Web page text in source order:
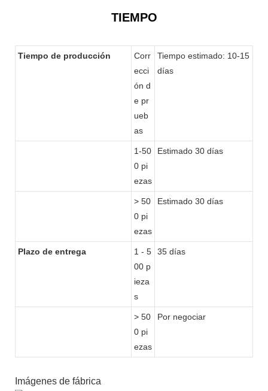
TIEMPO
Tiempo de producción
Corr
ecci
ón d
e pr
ueb
as
Tiempo estimado: 10-15
días
1-50
0 pi
ezas
Estimado 30 días
> 50
0 pi
ezas
Estimado 30 días
Plazo de entrega
1 - 5
00 p
ieza
s
35 días
> 50
0 pi
ezas
Por negociar
Imágenes de fábrica